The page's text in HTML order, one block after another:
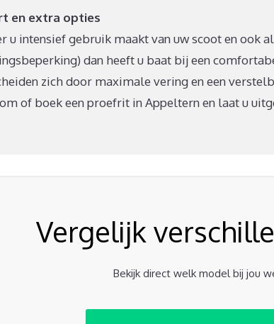
en extra opties
u intensief gebruik maakt van uw scoot en ook
dan heeft u baat bij een
zich door maximale vering en een
of boek een proefrit in Appeltern en laat u
Vergelijk
Bekijk direct welk model bij jou